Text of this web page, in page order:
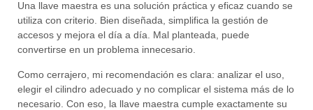
Una llave maestra es una solución práctica y eficaz cuando se
utiliza con criterio. Bien diseñada, simplifica la gestión de
accesos y mejora el día a día. Mal planteada, puede
convertirse en un problema innecesario.
Como cerrajero, mi recomendación es clara: analizar el uso,
elegir el cilindro adecuado y no complicar el sistema más de lo
necesario . Con eso, la llave maestra cumple exactamente su